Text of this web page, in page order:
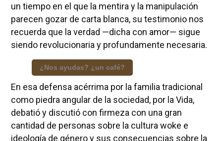
un tiempo en el que la mentira y la manipulación
parecen gozar de carta blanca, su testimonio nos
recuerda que la verdad —dicha con amor— sigue
siendo revolucionaria y profundamente necesaria.
¿Nos ayudas? ¿un café?
En esa defensa acérrima por la familia tradicional
como piedra angular de la sociedad, por la Vida,
debatió y discutió con firmeza con una gran
cantidad de personas sobre la cultura woke e
ideología de género y sus consecuencias sobre la